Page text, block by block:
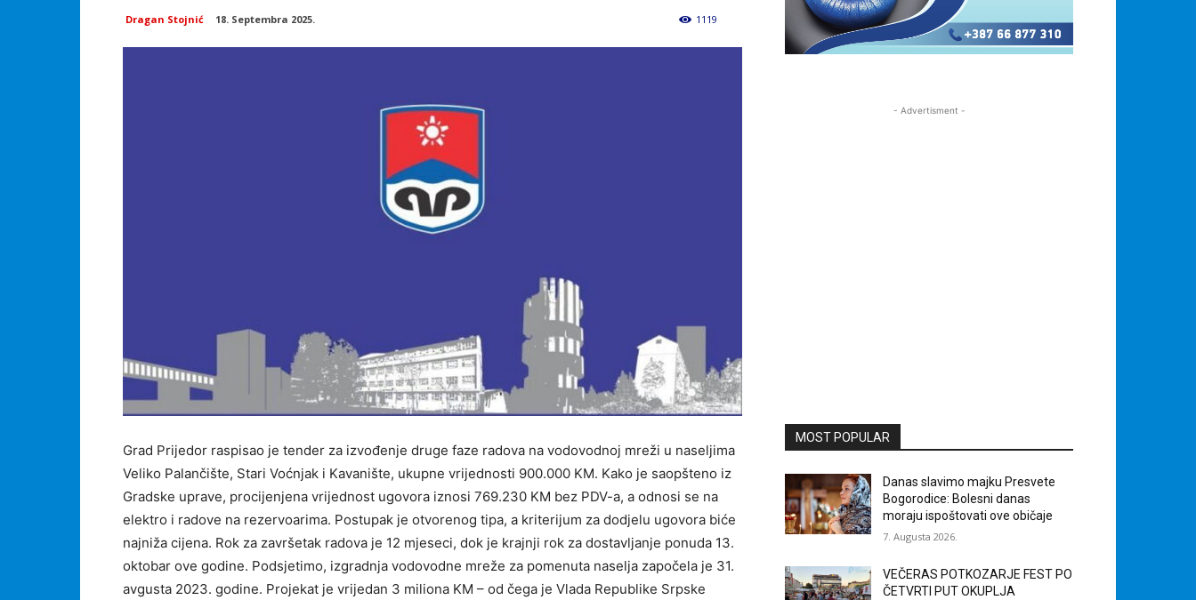
Dragan Stojnić 18. Septembra 2025. 1119
Grad Prijedor raspisao je tender za izvođenje druge faze radova na vodovodnoj mreži u naseljima
Veliko Palančište, Stari Voćnjak i Kavanište, ukupne vrijednosti 900.000 KM. Kako je saopšteno iz
Gradske uprave, procijenjena vrijednost ugovora iznosi 769.230 KM bez PDV-a, a odnosi se na
elektro i radove na rezervoarima. Postupak je otvorenog tipa, a kriterijum za dodjelu ugovora biće
najniža cijena. Rok za završetak radova je 12 mjeseci, dok je krajnji rok za dostavljanje ponuda 13.
oktobar ove godine. Podsjetimo, izgradnja vodovodne mreže za pomenuta naselja započela je 31.
avgusta 2023. godine. Projekat je vrijedan 3 miliona KM – od čega je Vlada Republike Srpske
- Advertisment -
MOST POPULAR
Danas slavimo majku Presvete
Bogorodice: Bolesni danas
moraju ispoštovati ove običaje
7. Augusta 2026.
VEČERAS POTKOZARJE FEST PO
ČETVRTI PUT OKUPLJA